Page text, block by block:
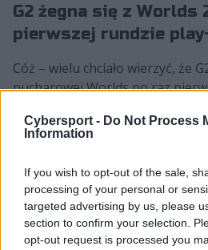
Cybersport - Do Not Process
Information
If you wish to opt-out of the sale,
processing of your personal or
targeted advertising by us, please
section to confirm your selection.
opt-out request is processed you
G2 żegna się z Worlds
pierwszej rundzie
Cóż – wielu chciało wierzyć, że
pucharowej Worlds po raz
ponownie pokaże, że z Europą
Samuraje do tej pory nigdy
jednak zabrakło cudów i magii.
i spółka zdołali urwać TES
numer dwa, po tym, jak na
"JackeyLove" Wen-Bo i jego
mistrzach LEC suchej nitki.